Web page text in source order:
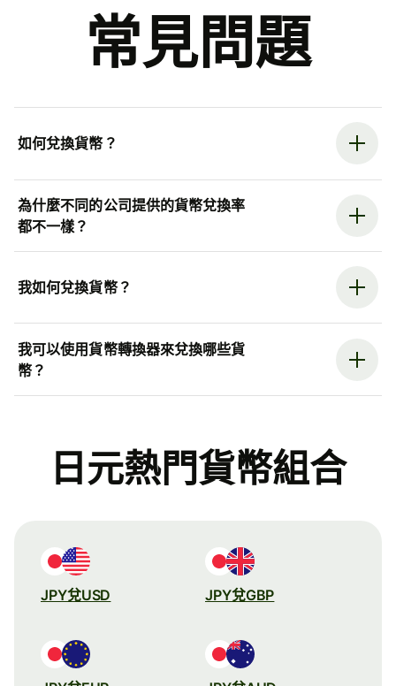
常見問題
如何兌換貨幣？
為什麼不同的公司提供的貨幣兌換率
都不一樣？
我如何兌換貨幣？
我可以使用貨幣轉換器來兌換哪些貨
幣？
日元熱門貨幣組合
JPY兌USD JPY兌GBP